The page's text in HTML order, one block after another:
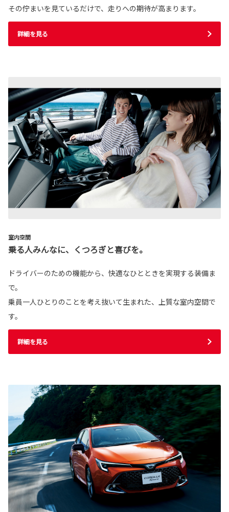
その佇まいを見ているだけで、走りへの期待が高まります。
詳細を見る
室内空間
乗る人みんなに、くつろぎと喜びを。
ドライバーのための機能から、快適なひとときを実現する装備ま
で。
乗員一人ひとりのことを考え抜いて生まれた、上質な室内空間で
す。
詳細を見る